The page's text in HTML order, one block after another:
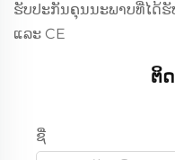
ຮັບປະກັນຄຸນນະພາບທີ່ໄດ້ຮັ
ແລະ CE
ຕິ
ຊື່